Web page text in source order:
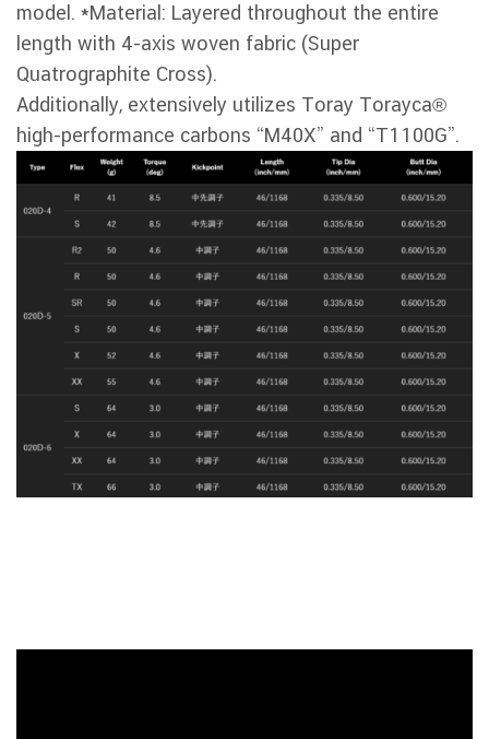
model. *Material: Layered throughout the entire
length with 4-axis woven fabric (Super
Quatrographite Cross).
Additionally, extensively utilizes Toray Torayca®
high-performance carbons “M40X” and “T1100G”.